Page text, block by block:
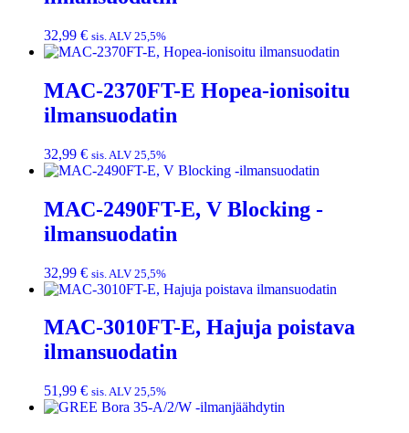
32,99 € sis. ALV 25,5%
MAC-2370FT-E Hopea-ionisoitu
ilmansuodatin
32,99 € sis. ALV 25,5%
MAC-2490FT-E, V Blocking -
ilmansuodatin
32,99 € sis. ALV 25,5%
MAC-3010FT-E, Hajuja poistava
ilmansuodatin
51,99 € sis. ALV 25,5%